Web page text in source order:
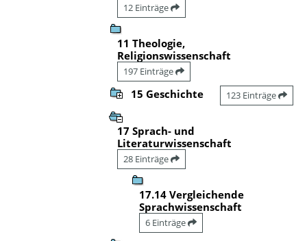
12 Einträge
11 Theologie,
Religionswissenschaft
197 Einträge
15 Geschichte 123 Einträge
17 Sprach- und
Literaturwissenschaft
28 Einträge
17.14 Vergleichende
Sprachwissenschaft
6 Einträge